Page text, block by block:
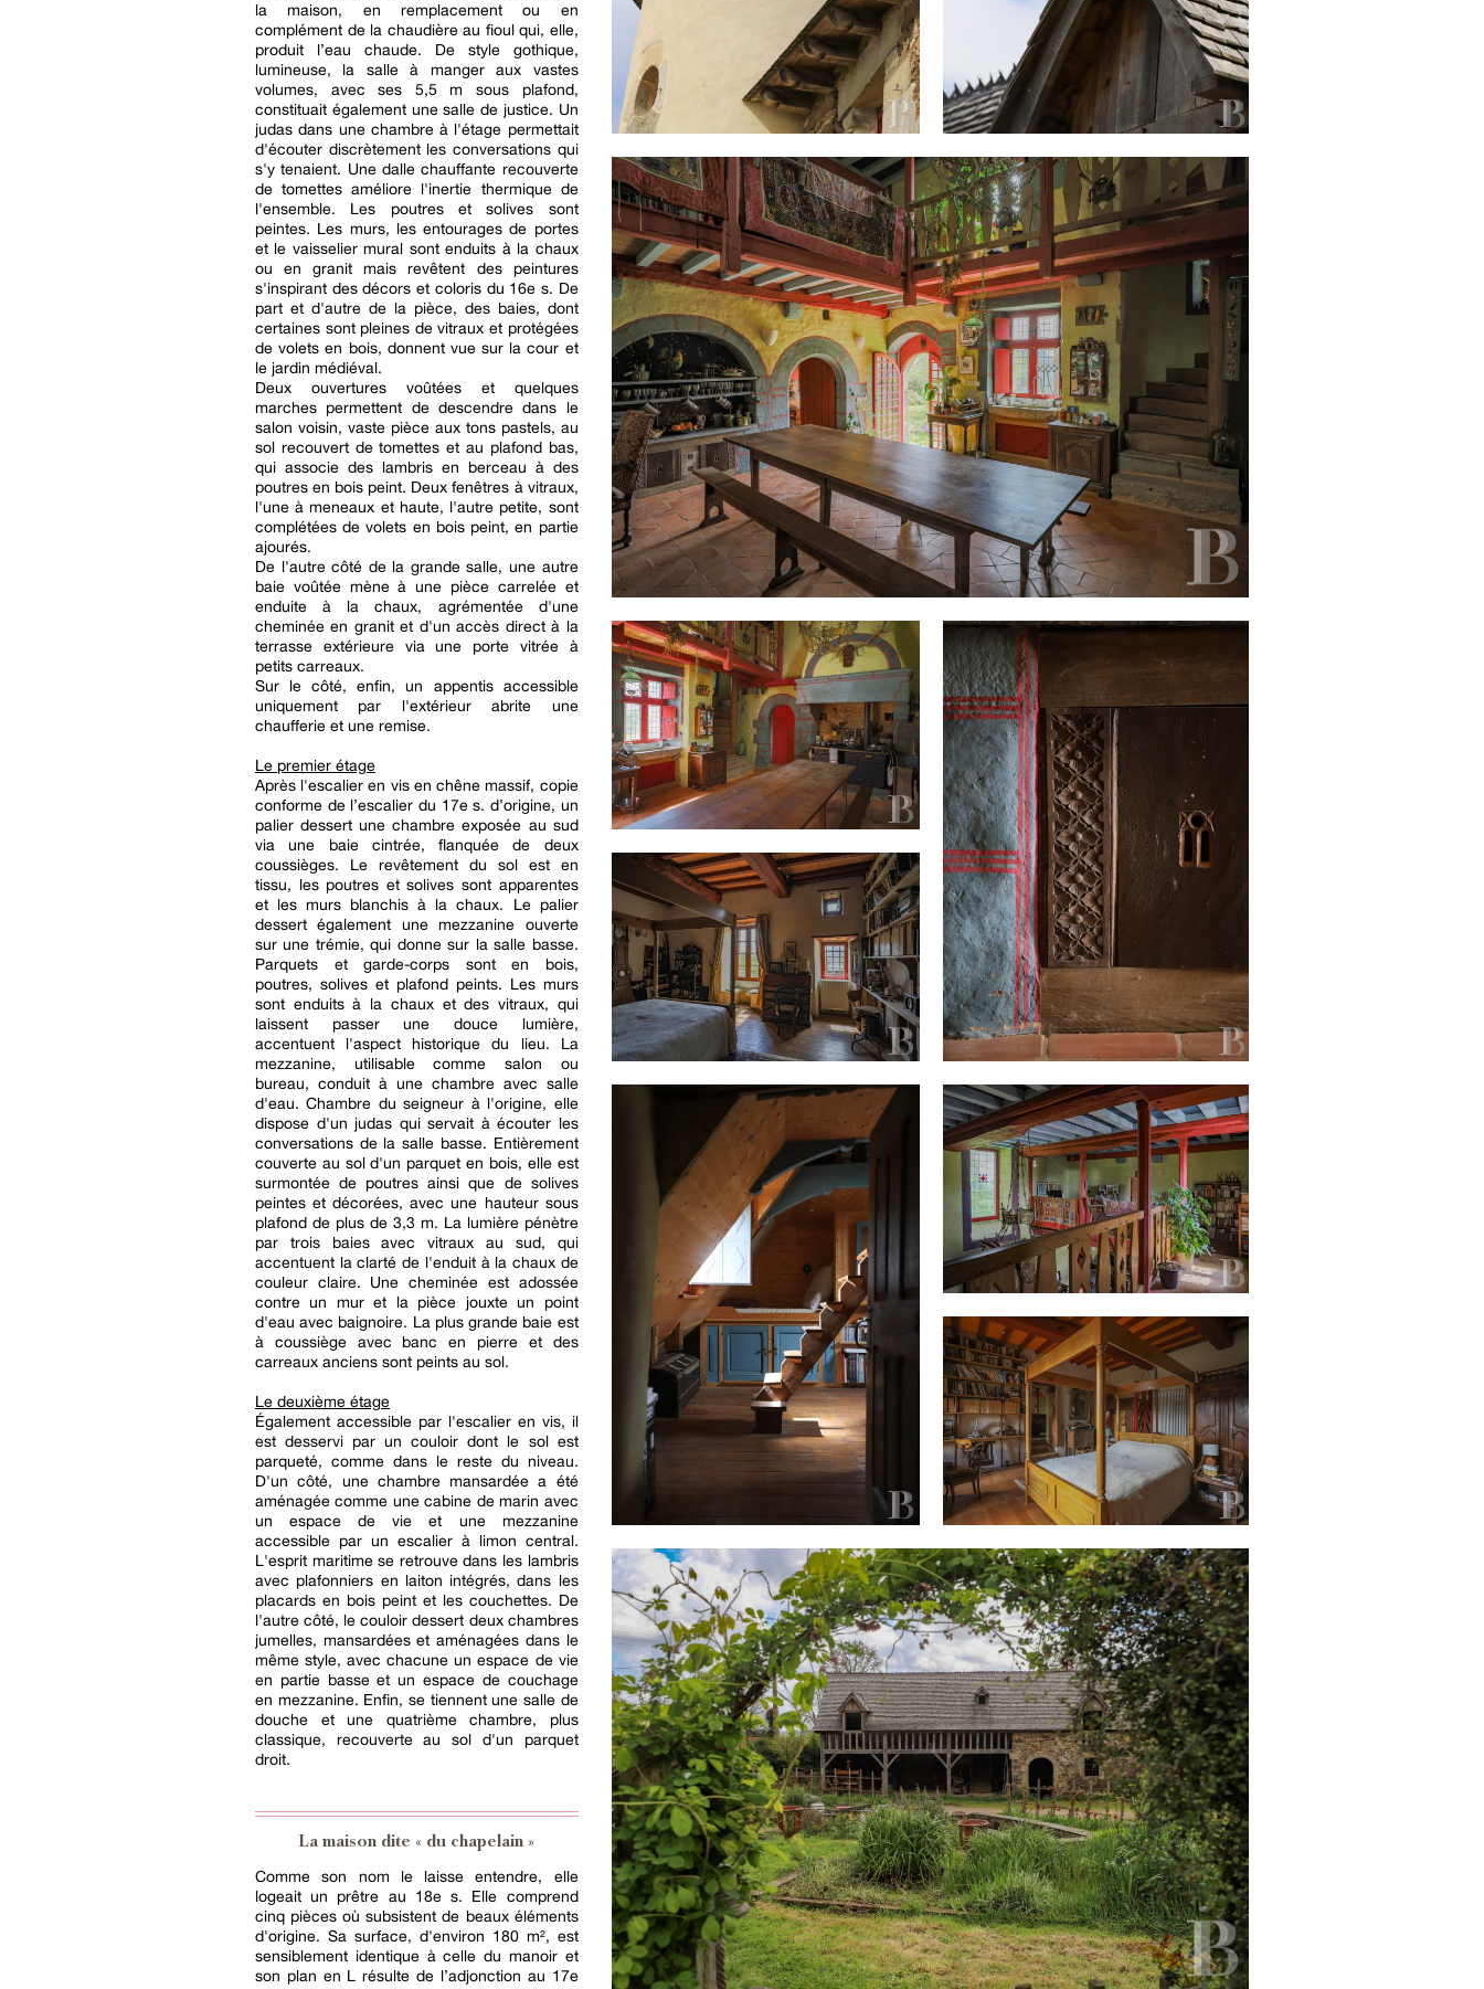
la maison, en remplacement ou en
complément de la chaudière au fioul qui, elle,
produit l’eau chaude. De style gothique,
lumineuse, la salle à manger aux vastes
volumes, avec ses 5,5 m sous plafond,
constituait également une salle de justice. Un
judas dans une chambre à l'étage permettait
d'écouter discrètement les conversations qui
s'y tenaient. Une dalle chauffante recouverte
de tomettes améliore l'inertie thermique de
l'ensemble. Les poutres et solives sont
peintes. Les murs, les entourages de portes
et le vaisselier mural sont enduits à la chaux
ou en granit mais revêtent des peintures
s'inspirant des décors et coloris du 16e s. De
part et d'autre de la pièce, des baies, dont
certaines sont pleines de vitraux et protégées
de volets en bois, donnent vue sur la cour et
le jardin médiéval.
Deux ouvertures voûtées et quelques
marches permettent de descendre dans le
salon voisin, vaste pièce aux tons pastels, au
sol recouvert de tomettes et au plafond bas,
qui associe des lambris en berceau à des
poutres en bois peint. Deux fenêtres à vitraux,
l'une à meneaux et haute, l'autre petite, sont
complétées de volets en bois peint, en partie
ajourés.
De l'autre côté de la grande salle, une autre
baie voûtée mène à une pièce carrelée et
enduite à la chaux, agrémentée d'une
cheminée en granit et d'un accès direct à la
terrasse extérieure via une porte vitrée à
petits carreaux.
Sur le côté, enfin, un appentis accessible
uniquement par l'extérieur abrite une
chaufferie et une remise.
Le premier étage
Après l'escalier en vis en chêne massif, copie
conforme de l’escalier du 17e s. d’origine, un
palier dessert une chambre exposée au sud
via une baie cintrée, flanquée de deux
coussièges. Le revêtement du sol est en
tissu, les poutres et solives sont apparentes
et les murs blanchis à la chaux. Le palier
dessert également une mezzanine ouverte
sur une trémie, qui donne sur la salle basse.
Parquets et garde-corps sont en bois,
poutres, solives et plafond peints. Les murs
sont enduits à la chaux et des vitraux, qui
laissent passer une douce lumière,
accentuent l'aspect historique du lieu. La
mezzanine, utilisable comme salon ou
bureau, conduit à une chambre avec salle
d'eau. Chambre du seigneur à l'origine, elle
dispose d'un judas qui servait à écouter les
conversations de la salle basse. Entièrement
couverte au sol d'un parquet en bois, elle est
surmontée de poutres ainsi que de solives
peintes et décorées, avec une hauteur sous
plafond de plus de 3,3 m. La lumière pénètre
par trois baies avec vitraux au sud, qui
accentuent la clarté de l'enduit à la chaux de
couleur claire. Une cheminée est adossée
contre un mur et la pièce jouxte un point
d'eau avec baignoire. La plus grande baie est
à coussiège avec banc en pierre et des
carreaux anciens sont peints au sol.
Le deuxième étage
Également accessible par l'escalier en vis, il
est desservi par un couloir dont le sol est
parqueté, comme dans le reste du niveau.
D'un côté, une chambre mansardée a été
aménagée comme une cabine de marin avec
un espace de vie et une mezzanine
accessible par un escalier à limon central.
L'esprit maritime se retrouve dans les lambris
avec plafonniers en laiton intégrés, dans les
placards en bois peint et les couchettes. De
l'autre côté, le couloir dessert deux chambres
jumelles, mansardées et aménagées dans le
même style, avec chacune un espace de vie
en partie basse et un espace de couchage
en mezzanine. Enfin, se tiennent une salle de
douche et une quatrième chambre, plus
classique, recouverte au sol d'un parquet
droit.
La maison dite « du chapelain »
Comme son nom le laisse entendre, elle
logeait un prêtre au 18e s. Elle comprend
cinq pièces où subsistent de beaux éléments
d'origine. Sa surface, d'environ 180 m², est
sensiblement identique à celle du manoir et
son plan en L résulte de l’adjonction au 17e